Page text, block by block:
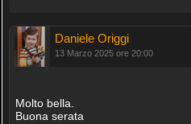
Daniele Origgi
13 Marzo 2025 ore 20:00
Molto bella.
Buona serata